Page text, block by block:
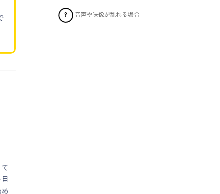
? 音声や映像が乱れる場合